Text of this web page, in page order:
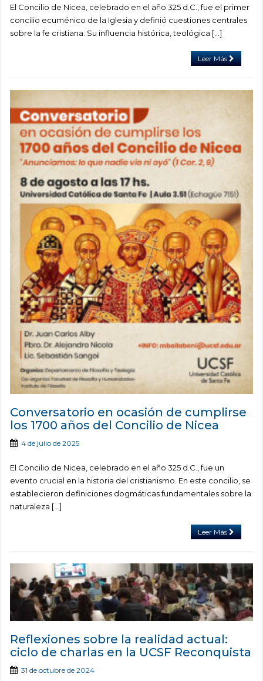
El Concilio de Nicea, celebrado en el año 325 d.C., fue el primer
concilio ecuménico de la Iglesia y definió cuestiones centrales
sobre la fe cristiana. Su influencia histórica, teológica […]
Leer Más
Conversatorio en ocasión de cumplirse
los 1700 años del Concilio de Nicea
4 de julio de 2025
El Concilio de Nicea, celebrado en el año 325 d.C., fue un
evento crucial en la historia del cristianismo. En este concilio, se
establecieron definiciones dogmáticas fundamentales sobre la
naturaleza […]
Leer Más
Reflexiones sobre la realidad actual:
ciclo de charlas en la UCSF Reconquista
31 de octubre de 2024